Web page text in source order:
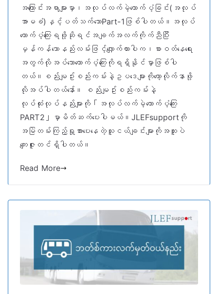
အကြောင်းအရာများမှာ၊အလုပ်လက်မဲ့ထောက်ပံ့ခြင်း(အလုပ်
အာမခံ)နှင့်ပတ်သက်သောPart-1ဖြစ်ပါတယ်။အလုပ်
ထောက်ပံ့ကြေးရဖို့ဆိုရင်အချက်အလက်ကိုက်ညီပြီး
မှန်ကန်သောနည်းလမ်းဖြင့်လျှောက်ထားပါက၊စားဝတ်နေရေး
အတွက်လိုအပ်သောထောက်ပံ့ကြေးကိုရရှိနိုင်မှာဖြစ်ပါ
တယ်။စည်းမျဥ်းစည်းကမ်းနဲ့ဥပဒေများကိုတော့လိုက်နာဖို့
လိုအပ်ပါတယ်နော်။ စည်းမျဥ်းစည်းကမ်းနဲ့
လုပ်ထုံးလုပ်နည်းများကို「အလုပ်လက်မဲ့ထောက်ပံ့ကြေး
PART2」မှာမိတ်ဆက်ပေးပါမယ်။JLEFsupportကို
အမြဲတမ်းကြည့်ရှုအားပေးနေတဲ့သူငယ်ချင်းများကိုအထူးပဲ
ကျေးဇူးတင်ရှိပါတယ်။
Read More